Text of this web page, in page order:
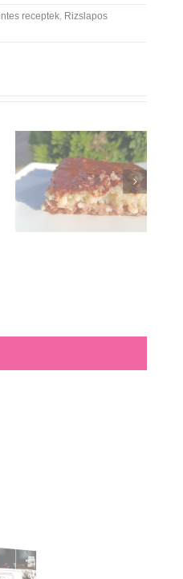
receptek, Rizslapos